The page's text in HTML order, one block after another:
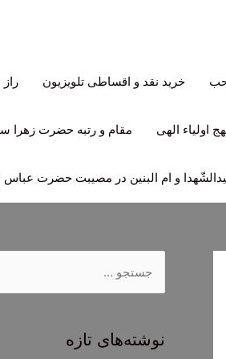
خرید نقد و اقساطی تلویزیون
اولیاء الهی مقام و رتبه حضرت زهرا
و ام البنین در مصیبت حضرت عباس
جنوشته‌های تازه